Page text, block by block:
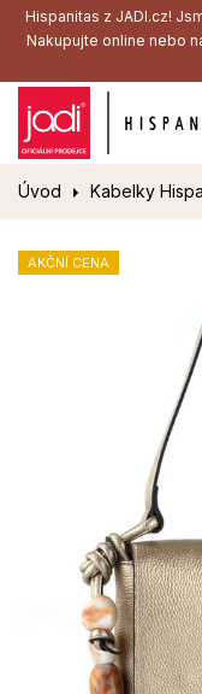
Hispanitas z JADI.cz!
Nakupujte online nebo
Úvod Kabelky
AKČNÍ CENA